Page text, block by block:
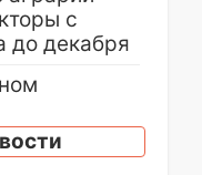
с
до декабря